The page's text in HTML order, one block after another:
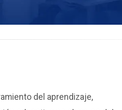
del aprendizaje,